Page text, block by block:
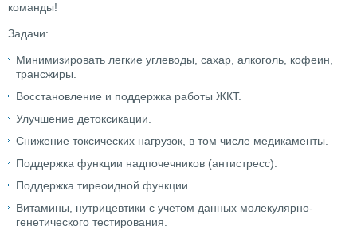
команды!
Задачи:
Минимизировать легкие углеводы, сахар, алкоголь, кофеин,
трансжиры.
Восстановление и поддержка работы ЖКТ.
Улучшение детоксикации.
Снижение токсических нагрузок, в том числе медикаменты.
Поддержка функции надпочечников (антистресс).
Поддержка тиреоидной функции.
Витамины, нутрицевтики с учетом данных молекулярно-
генетического тестирования.